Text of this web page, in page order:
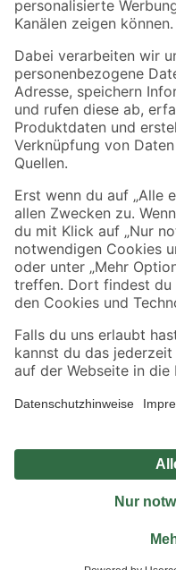
Folge uns
Zahlungsarten
Sicher einkaufen
Jetzt die toom-App
Alle Preisangaben in EUR inkl.
Umständen nicht in allen Märkten
Produkte nur solange der Vorrat reicht.
*Paketversand ab 59 €
Privatsphäre
Nutzungsbedingungen
© 2026 toom Baumarkt GmbH